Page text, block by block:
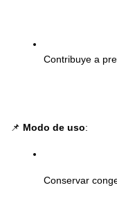
Contribuye a
📌 Modo de uso:
Conservar